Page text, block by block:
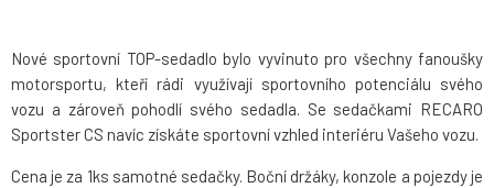
Nové sportovní TOP-sedadlo bylo vyvinuto pro všechny fanoušky
motorsportu, kteří rádi využívají sportovního potenciálu svého
vozu a zároveň pohodlí svého sedadla. Se sedačkami RECARO
Sportster CS navíc získáte sportovní vzhled interiéru Vašeho vozu.
Cena je za 1ks samotné sedačky. Boční držáky, konzole a pojezdy je